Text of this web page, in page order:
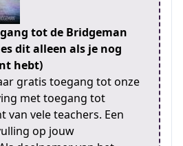
tot de Bridgeman
dit alleen als je nog
hebt)
gratis toegang tot onze
met toegang tot
van vele teachers. Een
op jouw